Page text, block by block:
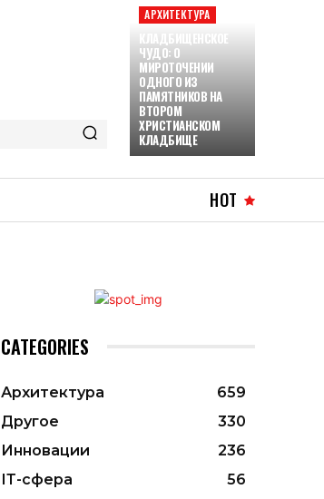
АРХИТЕКТУРА
КЛАДБИЩЕНСКОЕ
ЧУДО: О
МИРОТОЧЕНИИ
ОДНОГО ИЗ
ПАМЯТНИКОВ НА
ВТОРОМ
ХРИСТИАНСКОМ
КЛАДБИЩЕ
HOT
CATEGORIES
Архитектура
659
Другое
330
Инновации
236
ІТ-сфера
56